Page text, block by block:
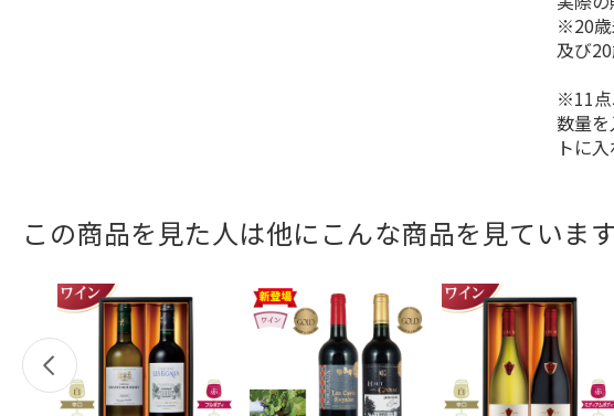
※20歳
及び
※11点
数量
トに
この商品を見た人は他にこんな商品を見ています